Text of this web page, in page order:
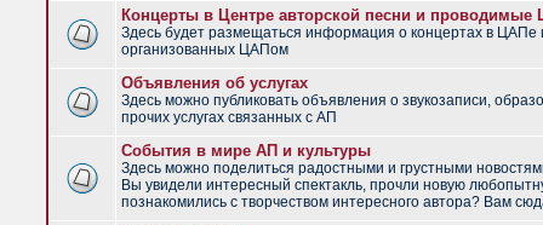
Концерты в Центре авторской песни и
Здесь будет размещаться информация о концертах в ЦАПе
организованных ЦАПом
Объявления об услугах
Здесь можно публиковать объявления о звукозаписи,
прочих услугах связанных с АП
События в мире АП и культуры
Здесь можно поделиться радостными и грустными
Вы увидели интересный спектакль, прочли новую
познакомились с творчеством интересного автора? Вам